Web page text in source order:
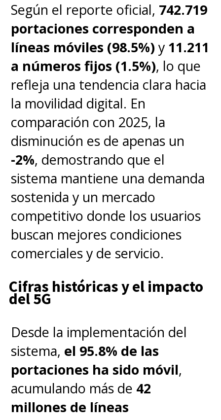
Según el reporte oficial, 742.719
portaciones corresponden a
líneas móviles (98.5%) y 11.211
a números fijos (1.5%), lo que
refleja una tendencia clara hacia
la movilidad digital. En
comparación con 2025, la
disminución es de apenas un
-2%, demostrando que el
sistema mantiene una demanda
sostenida y un mercado
competitivo donde los usuarios
buscan mejores condiciones
comerciales y de servicio.
Cifras históricas y el impacto
del 5G
Desde la implementación del
sistema, el 95.8% de las
portaciones ha sido móvil,
acumulando más de 42
millones de líneas